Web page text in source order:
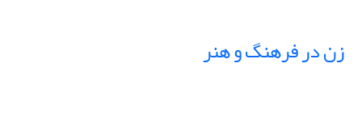
زن در فرهنگ و هنر